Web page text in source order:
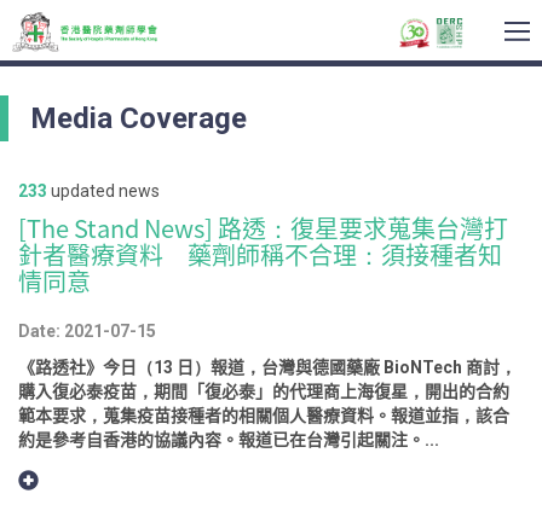
Media Coverage
233 updated news
[The Stand News] 路透：復星要求蒐集台灣打
針者醫療資料 藥劑師稱不合理：須接種者知
情同意
Date: 2021-07-15
《路透社》今日（13 日）報道，台灣與德國藥廠 BioNTech 商討，
購入復必泰疫苗，期間「復必泰」的代理商上海復星，開出的合約
範本要求，蒐集疫苗接種者的相關個人醫療資料。報道並指，該合
約是參考自香港的協議內容。報道已在台灣引起關注。...